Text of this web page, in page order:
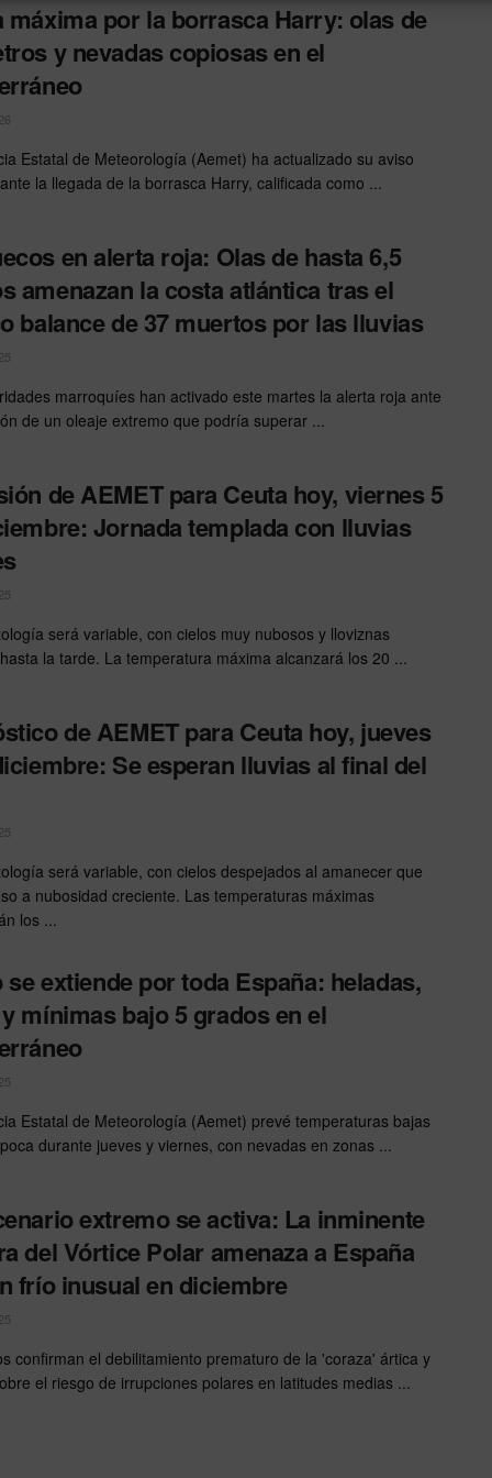
máxima por la borrasca Harry: olas de
y nevadas copiosas en el
Estatal de Meteorología (Aemet) ha actualizado su aviso
la llegada de la borrasca Harry, calificada como ...
en alerta roja: Olas de hasta 6,5
amenazan la costa atlántica tras el
balance de 37 muertos por las lluvias
marroquíes han activado este martes la alerta roja ante
de un oleaje extremo que podría superar ...
de AEMET para Ceuta hoy, viernes 5
Jornada templada con lluvias
será variable, con cielos muy nubosos y lloviznas
la tarde. La temperatura máxima alcanzará los 20 ...
de AEMET para Ceuta hoy, jueves
Se esperan lluvias al final del
será variable, con cielos despejados al amanecer que
a nubosidad creciente. Las temperaturas máximas
los ...
se extiende por toda España: heladas,
mínimas bajo 5 grados en el
Estatal de Meteorología (Aemet) prevé temperaturas bajas
durante jueves y viernes, con nevadas en zonas ...
extremo se activa: La inminente
del Vórtice Polar amenaza a España
frío inusual en diciembre
confirman el debilitamiento prematuro de la 'coraza' ártica y
el riesgo de irrupciones polares en latitudes medias ...